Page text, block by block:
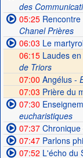
des
05:25Rencontre
Chanel Prières
06:03 Le
06:15Laudes en
de Triors
07:00 Angélus -
07:03 Prière du
07:30
eucharistiques
07:37Chronique
07:47Parlons
07:52 L'écho du